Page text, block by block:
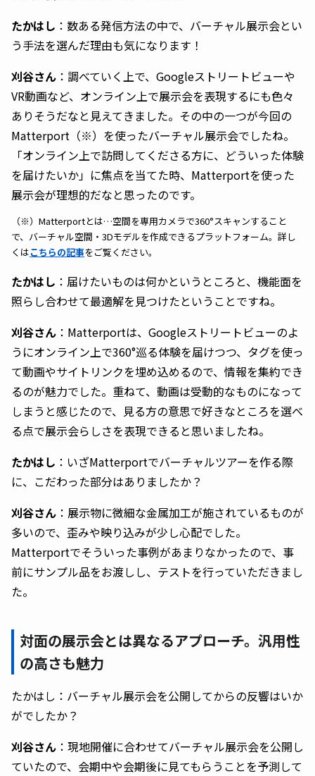
たかはし ：数ある発信方法の中で、バーチャル展示会とい
う手法を選んだ理由も気になります！
刈谷さん ：調べていく上で、Googleストリートビューや
VR動画など、オンライン上で展示会を表現するにも色々
ありそうだなと見えてきました。その中の一つが今回の
Matterport（※）を使ったバーチャル展示会でしたね。
「オンライン上で訪問してくださる方に、どういった体験
を届けたいか」に焦点を当てた時、Matterportを使った
展示会が理想的だなと思ったのです。
（※）Matterportとは…空間を専用カメラで360°スキャンすること
で、バーチャル空間・3Dモデルを作成できるプラットフォーム。詳し
くはこちらの記事をご覧ください。
たかはし ：届けたいものは何かというところと、機能面を
照らし合わせて最適解を見つけたということですね。
刈谷さん ：Matterportは、Googleストリートビューのよ
うにオンライン上で360°巡る体験を届けつつ、タグを使っ
て動画やサイトリンクを埋め込めるので、情報を集約でき
るのが魅力でした。重ねて、動画は受動的なものになって
しまうと感じたので、見る方の意思で好きなところを選べ
る点で展示会らしさを表現できると思いましたね。
たかはし ：いざMatterportでバーチャルツアーを作る際
に、こだわった部分はありましたか？
刈谷さん ：展示物に微細な金属加工が施されているものが
多いので、歪みや映り込みが少し心配でした。
Matterportでそういった事例があまりなかったので、事
前にサンプル品をお渡しし、テストを行っていただきまし
た。
対面の展示会とは異なるアプローチ。汎用性
の高さも魅力
たかはし：バーチャル展示会を公開してからの反響はいか
がでしたか？
刈谷さん ：現地開催に合わせてバーチャル展示会を公開し
ていたので、会期中や会期後に見てもらうことを予測して